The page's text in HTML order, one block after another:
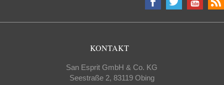
KONTAKT
San Esprit GmbH & Co. KG
Seestraße 2, 83119 Obing